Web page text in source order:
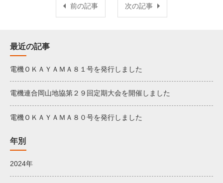
前の記事 次の記事
最近の記事
電機ＯＫＡＹＡＭＡ８１号を発行しました
電機連合岡山地協第２９回定期大会を開催しました
電機ＯＫＡＹＡＭＡ８０号を発行しました
年別
2024年